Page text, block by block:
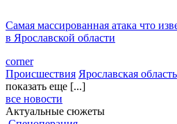
corner
Общество Москва
Самая массированная атака что